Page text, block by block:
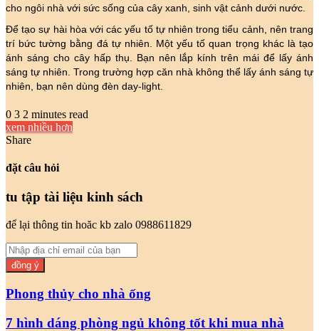
cho ngôi nhà với sức sống của cây xanh, sinh vật cảnh dưới nước.
Để tạo sự hài hòa với các yếu tố tự nhiên trong tiểu cảnh, nên trang
trí bức tường bằng đá tự nhiên. Một yếu tố quan trọng khác là tạo
ánh sáng cho cây hấp thụ. Bạn nên lắp kính trên mái để lấy ánh
sáng tự nhiên. Trong trường hợp căn nhà không thể lấy ánh sáng tự
nhiên, bạn nên dùng đèn day-light.
0 3 2 minutes read
xem nhiều hơn
Share
sẻ
email
đặt câu hỏi
tu tập tài liệu kinh sách
để lại thông tin hoăc kb zalo 0988611829
Nhập
địa
chỉ
email
của
Phong thủy cho nhà ống
7 hình dáng phòng ngủ không tốt khi mua nhà